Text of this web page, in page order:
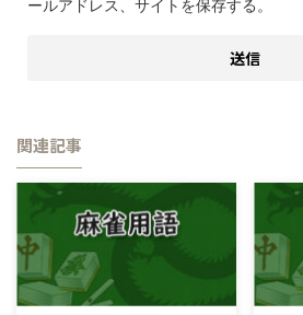
ールアドレス、サイトを保存する。
関連記事